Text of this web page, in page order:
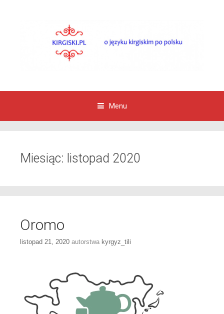
Menu
Miesiąc: listopad 2020
Oromo
listopad 21, 2020 autorstwa kyrgyz_tili